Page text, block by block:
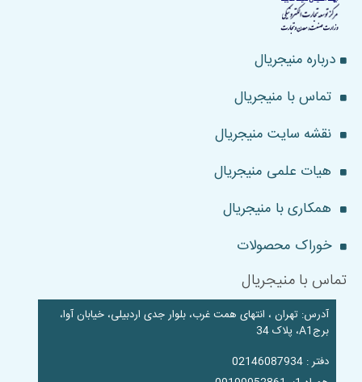
درباره منیجریال
تماس با منیجریال
نقشه سایت منیجریال
هیات علمی منیجریال
همکاری با منیجریال
خوراک محصولات
تماس با منیجریال
آدرس: تهران ، انتهای همت غرب، بلوار جدی اردبیلی، خیابان آوا،
برجA1، پلاک 34
دفتر : 02146087934